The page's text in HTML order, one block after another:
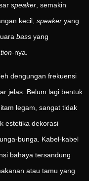
speaker , semakin
kecil, speaker yang
bass yang
-nya.
dengungan frekuensi
jelas. Belum lagi bentuk
legam, sangat tidak
estetika dekorasi
bunga. Kabel-kabel
bahaya tersandung
atau tamu yang